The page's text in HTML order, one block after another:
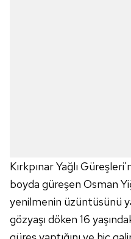
Kırkpınar Yağlı
boyda güreşen Osman
yenilmenin üzüntüsünü
gözyaşı döken 16